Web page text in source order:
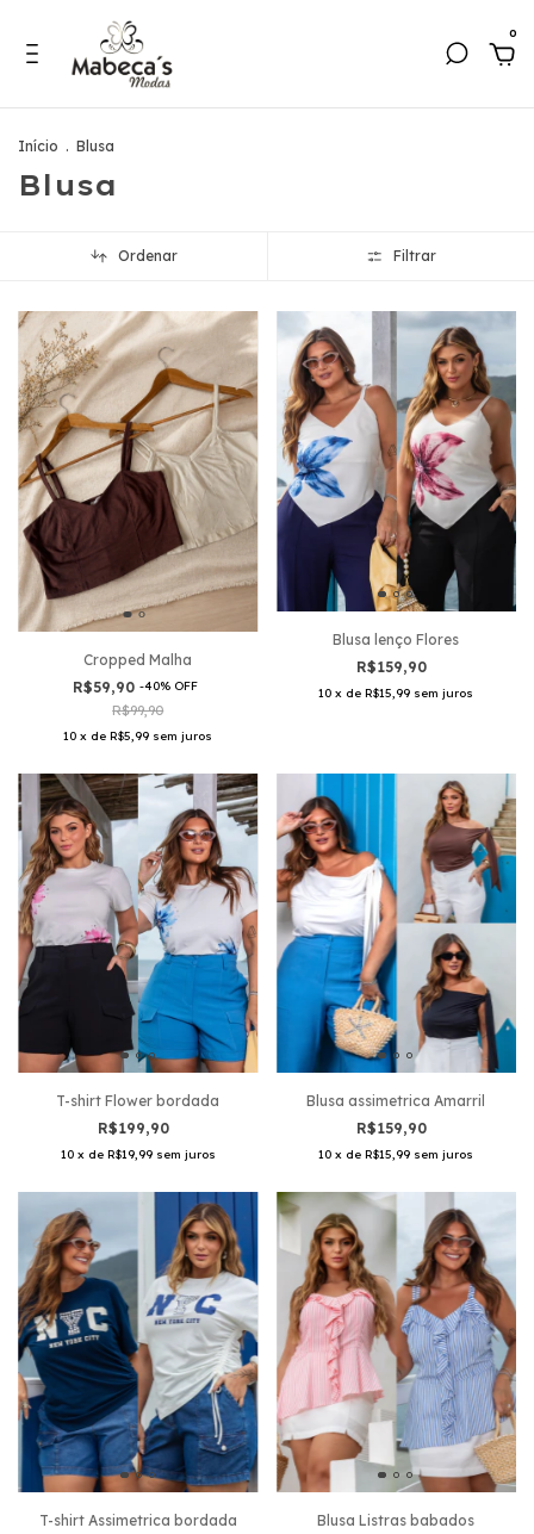
0
Início . Blusa
Blusa
Ordenar Filtrar
Cropped Malha
R$59,90-40% OFF
R$99,90
10 x deR$5,99 sem juros
Blusa lenço Flores
R$159,90
10 x deR$15,99 sem juros
T-shirt Flower bordada
R$199,90
10 x de R$19,99 sem juros
Blusa assimetrica Amarril
R$159,90
10 x deR$15,99 sem juros
T-shirt Assimetrica bordada
Blusa Listras babados